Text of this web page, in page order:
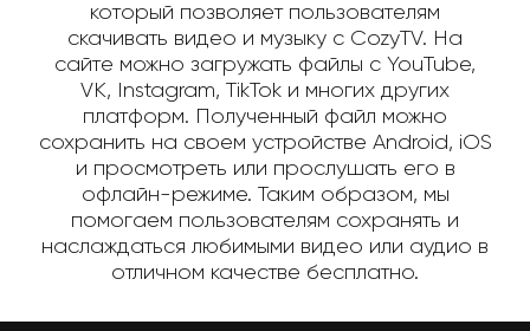
который позволяет пользователям
скачивать видео и музыку с CozyTV. На
сайте можно загружать файлы с YouTube,
VK, Instagram, TikTok и многих других
платформ. Полученный файл можно
сохранить на своем устройстве Android, iOS
и просмотреть или прослушать его в
офлайн-режиме. Таким образом, мы
помогаем пользователям сохранять и
наслаждаться любимыми видео или аудио в
отличном качестве бесплатно.